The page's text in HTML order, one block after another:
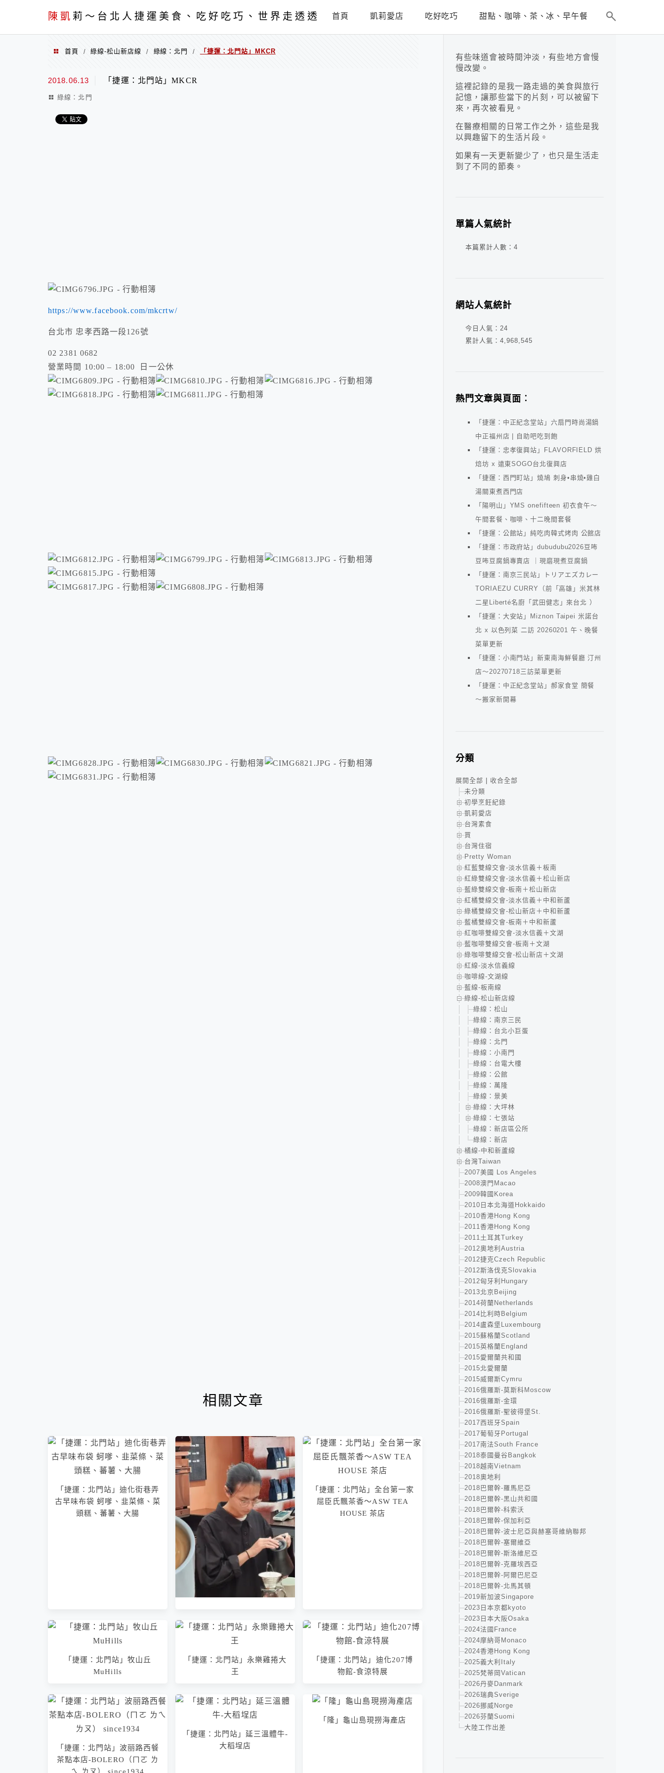
陳凱 莉～台北人捷運美食、吃好吃巧、世界走透透
menu
首頁 凱莉愛店 吃好吃巧 甜點、咖啡、茶、冰、早午餐
首頁 / 綠線-松山新店線 / 綠線：北門 / 「捷運：北門站」MKCR
2018.06.13 「捷運：北門站」MKCR
綠線：北門
https://www.facebook.com/mkcrtw/
台北市 忠孝西路一段126號
02 2381 0682
營業時間 10:00 – 18:00 日一公休
相關文章
「捷運：北門站」迪化街巷弄
古早味布袋 蚵嗲、韭菜條、菜
頭糕、蕃薯、大腸
咖啡、可頌 台北迪化
「捷運：北門站」全台第一家
屈臣氏飄茶香～ASW TEA
HOUSE 茶店
「捷運：北門站」牧山丘
MuHills
「捷運：北門站」永樂雞捲大
王
「捷運：北門站」迪化207博
物館-食涼特展
「捷運：北門站」波丽路西餐
茶點本店-BOLERO（ㄇㄛ ㄌ
「捷運：北門站」延三溫體牛-
大稻埕店
「隆」龜山島現撈海產店
有些味道會被時間沖淡，有些地方會慢
慢改變。
這裡記錄的是我一路走過的美食與旅行
記憶，讓那些當下的片刻，可以被留下
來，再次被看見。
在醫療相關的日常工作之外，這些是我
以興趣留下的生活片段。
如果有一天更新變少了，也只是生活走
到了不同的節奏。
單篇人氣統計
本篇累計人數： 4
網站人氣統計
今日人氣： 24
累計人氣： 4,968,545
熱門文章與頁面︰
「捷運：中正紀念堂站」六扇門時尚湯鍋
中正福州店 | 自助吧吃到飽
「捷運：忠孝復興站」FLAVORFIELD 烘
焙坊 x 遠東SOGO台北復興店
「捷運：西門町站」燒鳩 刺身•串燒•雞白
湯關東煮西門店
「陽明山」YMS onefifteen 初衣食午～
午間套餐、咖啡、十二晚間套餐
「捷運：公館站」純吃肉韓式烤肉 公館店
「捷運：市政府站」dubudubu2026豆咘
豆咘豆腐鍋專賣店 ｜現磨現煮豆腐鍋
「捷運：南京三民站」トリアエズカレー
TORIAEZU CURRY（前「高雄」米其林
二星Liberté名廚「武田健志」來台北 ）
「捷運：大安站」Miznon Taipei 米諾台
北 x 以色列菜 二訪 20260201 午、晚餐
菜單更新
「捷運：小南門站」新東南海鮮餐廳 汀州
店～20270718三訪菜單更新
「捷運：中正紀念堂站」郝家食堂 簡餐
～搬家新開幕
分類
展開全部
收合全部
未分類
初學烹飪紀錄
凱莉愛店
台灣素食
買
台灣住宿
Pretty Woman
紅藍雙線交會-淡水信義＋板南
紅綠雙線交會-淡水信義＋松山新店
藍綠雙線交會-板南＋松山新店
紅橘雙線交會-淡水信義＋中和新蘆
綠橘雙線交會-松山新店＋中和新蘆
藍橘雙線交會-板南＋中和新蘆
紅咖啡雙線交會-淡水信義＋文湖
藍咖啡雙線交會-板南＋文湖
綠咖啡雙線交會-松山新店＋文湖
紅線-淡水信義線
咖啡線-文湖線
藍線-板南線
綠線-松山新店線
綠線：松山
綠線：南京三民
綠線：台北小巨蛋
綠線：北門
綠線：小南門
綠線：台電大樓
綠線：公館
綠線：萬隆
綠線：景美
綠線：大坪林
綠線：七張站
綠線：新店區公所
綠線：新店
橘線-中和新蘆線
台灣Taiwan
2007美國 Los Angeles
2008澳門Macao
2009韓國Korea
2010日本北海道Hokkaido
2010香港Hong Kong
2011香港Hong Kong
2011土耳其Turkey
2012奧地利Austria
2012捷克Czech Republic
2012斯洛伐克Slovakia
2012匈牙利Hungary
2013北京Beijing
2014荷蘭Netherlands
2014比利時Belgium
2014盧森堡Luxembourg
2015蘇格蘭Scotland
2015英格蘭England
2015愛爾蘭共和國
2015北愛爾蘭
2015威爾斯Cymru
2016俄羅斯-莫斯科Moscow
2016俄羅斯-金環
2016俄羅斯-聖彼得堡St.
2017西班牙Spain
2017葡萄牙Portugal
2017南法South France
2018泰國曼谷Bangkok
2018越南Vietnam
2018奧地利
2018巴爾幹-羅馬尼亞
2018巴爾幹-黑山共和國
2018巴爾幹-科索沃
2018巴爾幹-保加利亞
2018巴爾幹-波士尼亞與赫塞哥維納聯邦
2018巴爾幹-塞爾維亞
2018巴爾幹-斯洛維尼亞
2018巴爾幹-克羅埃西亞
2018巴爾幹-阿爾巴尼亞
2018巴爾幹-北馬其頓
2019新加波Singapore
2023日本京都kyoto
2023日本大阪Osaka
2024法國France
2024摩納哥Monaco
2024香港Hong Kong
2025義大利Italy
2025梵蒂岡Vatican
2026丹麥Danmark
2026瑞典Sverige
2026挪威Norge
2026芬蘭Suomi
大陸工作出差